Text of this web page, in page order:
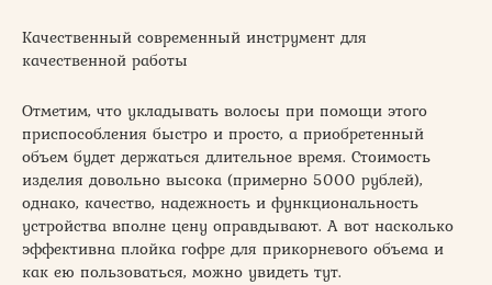
Качественный современный инструмент для
качественной работы
Отметим, что укладывать волосы при помощи этого
приспособления быстро и просто, а приобретенный
объем будет держаться длительное время. Стоимость
изделия довольно высока (примерно 5000 рублей),
однако, качество, надежность и функциональность
устройства вполне цену оправдывают. А вот насколько
эффективна плойка гофре для прикорневого объема и
как ею пользоваться, можно увидеть тут.